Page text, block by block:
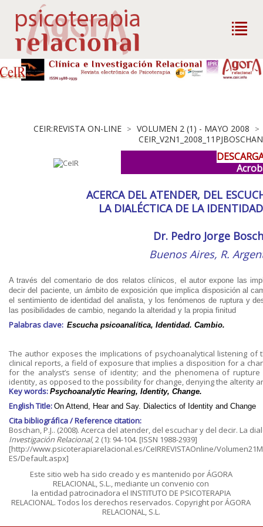
CEIR:REVISTA ON-LINE > VOLUMEN 2 (1) - MAYO 2008 >
CEIR_V2N1_2008_11PJBOSCHAN
ACERCA DEL ATENDER, DEL
LA DIALÉCTICA DE LA
Dr. Pedro Jorge
Buenos Aires, R.
A través del comentario de dos relatos clínicos, el autor expone las
decir del paciente, un ámbito de exposición que implica disposición al
el sentimiento de identidad del analista, y los fenómenos de ruptura y
las posibilidades de cambio, negando la alteridad y la propia finitud
Palabras clave: Escucha psicoanalítica, Identidad. Cambio.
The author exposes the implications of psychoanalytical listening of
clinical reports, a field of exposure that implies a disposition for a
for the analyst’s sense of identity; and the phenomena of
identity, as opposed to the possibility for change, denying the alterity
Key words: Psychoanalytic Hearing, Identity, Change.
English Title: On Attend, Hear and Say. Dialectics of Identity and Change
Cita bibliográfica / Reference citation:
Boschan, P.J.. (2008). Acerca del atender, del escuchar y del decir. La
Investigación Relacional, 2 (1): 94-104. [ISSN 1988-2939]
[http://www.psicoterapiarelacional.es/CeIRREVISTAOnline/
ES/Default.aspx]
Este sitio web ha sido creado y es mantenido por ÁGORA
RELACIONAL, S.L., mediante un convenio con
la entidad patrocinadora el INSTITUTO DE PSICOTERAPIA
RELACIONAL. Todos los derechos reservados. Copyright por ÁGORA
RELACIONAL, S.L.